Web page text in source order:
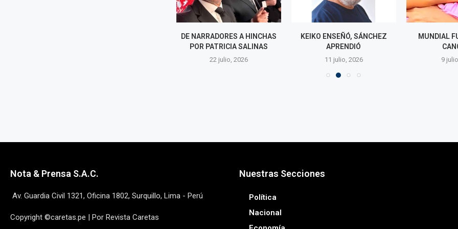
DE NARRADORES A HINCHAS
POR PATRICIA SALINAS
22 julio, 2026
KEIKO ENSEÑÓ, SÁNCHEZ
APRENDIÓ
11 julio, 2026
MUNDIAL
9
Nota & Prensa S.A.C.
Av. Guardia Civil 1321, Oficina 1802, Surquillo, Lima - Perú
Copyright ©caretas.pe | Por Revista Caretas
Nuestras Secciones
Política
Nacional